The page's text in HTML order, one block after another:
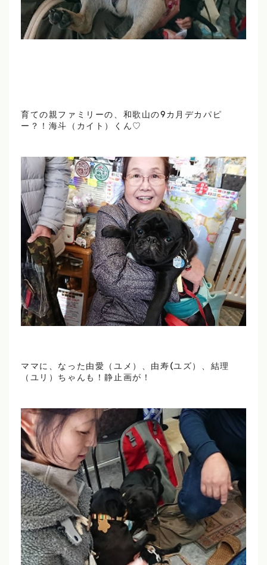
育ての親ファミリーの、和歌山の9カ月デカパピ
ー？！海斗（カイト）くん♡
ママに、なった由愛（ユメ）、由寿(ユズ）、結理
（ユリ）ちゃんも！静止画が！